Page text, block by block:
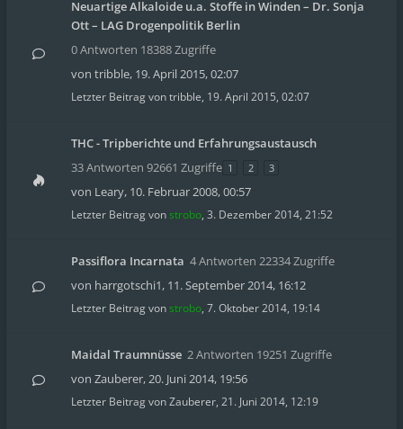
Neuartige Alkaloide u.a. Stoffe in Winden – Dr. Sonja
Ott – LAG Drogenpolitik Berlin
0 Antworten 18388 Zugriffe
von tribble, 19. April 2015, 02:07
Letzter Beitrag vontribble, 19. April 2015, 02:07
THC - Tripberichte und Erfahrungsaustausch
33 Antworten 92661 Zugriffe 1 2 3
von Leary, 10. Februar 2008, 00:57
Letzter Beitrag vonstrobo, 3. Dezember 2014, 21:52
Passiflora Incarnata 4 Antworten 22334 Zugriffe
von harrgotschi1, 11. September 2014, 16:12
Letzter Beitrag vonstrobo, 7. Oktober 2014, 19:14
Maidal Traumnüsse 2 Antworten 19251 Zugriffe
von Zauberer,20. Juni 2014, 19:56
Letzter Beitrag vonZauberer, 21. Juni 2014, 12:19